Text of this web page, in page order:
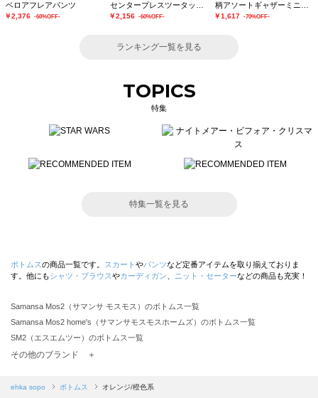
ベロアフレアパンツ
￥2,376 -60%OFF- ￥2,156 -60%OFF- ￥1,617 -70%OFF-
ランキング一覧を見る
TOPICS
特集
特集一覧を見る
ボトムスの商品一覧です。 スカート やパンツなど定番アイテムを取り揃えておりま
す。他にもシャツ・ブラウスやカーディガン ニット・セーターなどの商品も充実！
Samansa Mos2（サマンサ モスモス）のボトムス一覧
Samansa Mos2 home's（サマンサモスモスホームズ）のボトムス一覧
SM2（エスエムツー）のボトムス一覧
TSUHARU by Samansa Mos2（ツハルバイサマンサモスモス）のボトムス一覧
Samansa Mos2 blue（サマンサモスモス ブルー）のボトムス一覧
その他のブランド ＋
ehka sopo ボトムス オレンジ/橙色系